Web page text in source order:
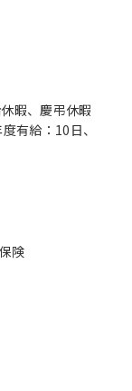
暇、慶弔休暇
有給：10日、
険